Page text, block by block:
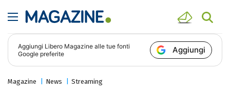
Aggiungi Libero Magazine alle tue fonti
Google preferite
Aggiungi
Magazine News Streaming